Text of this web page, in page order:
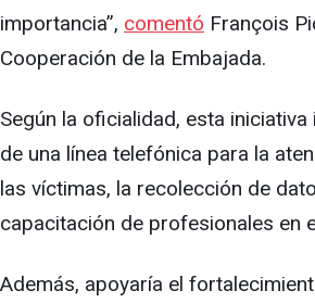
importancia”, comentó François
Cooperación de la Embajada.
Según la oficialidad, esta
de una línea telefónica para la
las víctimas, la recolección de
capacitación de profesionales en
Además, apoyaría el